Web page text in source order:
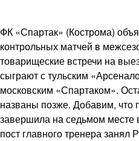
ФК «Спартак» (Кострома)
контрольных матчей в
товарищеские встречи на
сыграют с тульским
московским «Спартаком».
названы позже. Добавим,
завершила на седьмом месте
пост главного тренера занял